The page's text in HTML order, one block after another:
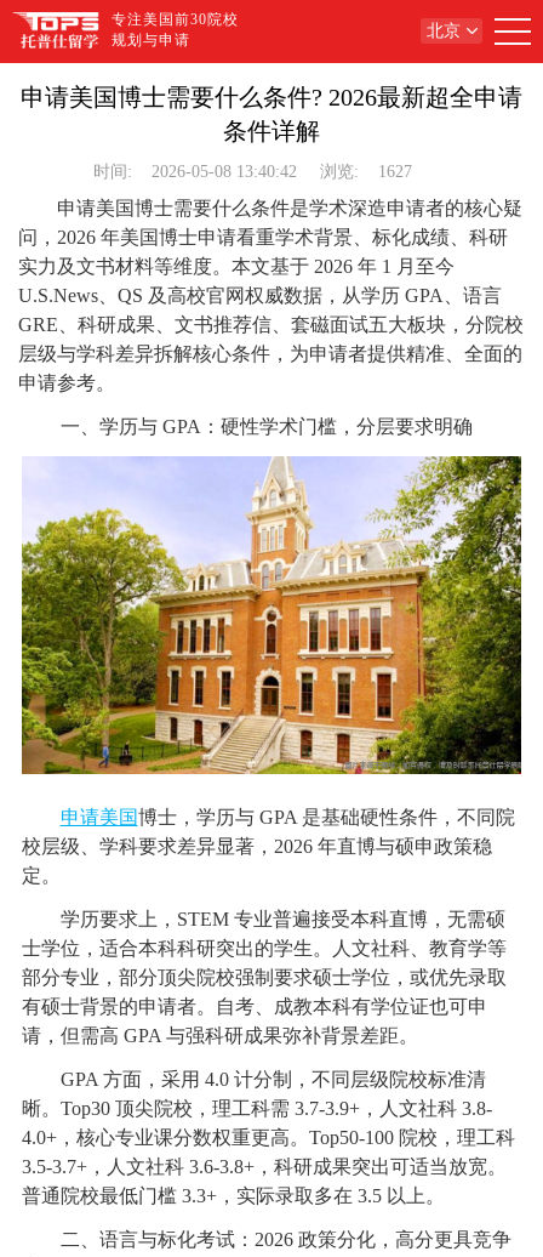
专注美国前30院校
规划与申请
北京
申请美国博士需要什么条件? 2026最新超全申请
条件详解
时间: 2026-05-08 13:40:42 浏览: 1627
申请美国博士需要什么条件是学术深造申请者的核心疑
问，2026 年美国博士申请看重学术背景、标化成绩、科研
实力及文书材料等维度。本文基于 2026 年 1 月至今
U.S.News、QS 及高校官网权威数据，从学历 GPA、语言
GRE、科研成果、文书推荐信、套磁面试五大板块，分院校
层级与学科差异拆解核心条件，为申请者提供精准、全面的
申请参考。
一、学历与 GPA：硬性学术门槛，分层要求明确
申请美国博士，学历与 GPA 是基础硬性条件，不同院
校层级、学科要求差异显著，2026 年直博与硕申政策稳
定。
学历要求上，STEM 专业普遍接受本科直博，无需硕
士学位，适合本科科研突出的学生。人文社科、教育学等
部分专业，部分顶尖院校强制要求硕士学位，或优先录取
有硕士背景的申请者。自考、成教本科有学位证也可申
请，但需高 GPA 与强科研成果弥补背景差距。
GPA 方面，采用 4.0 计分制，不同层级院校标准清
晰。Top30 顶尖院校，理工科需 3.7-3.9+，人文社科 3.8-
4.0+，核心专业课分数权重更高。Top50-100 院校，理工科
3.5-3.7+，人文社科 3.6-3.8+，科研成果突出可适当放宽。
普通院校最低门槛 3.3+，实际录取多在 3.5 以上。
二、语言与标化考试：2026 政策分化，高分更具竞争